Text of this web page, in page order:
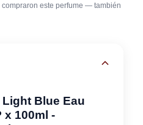
este perfume — también
Blue Eau
x 100ml -